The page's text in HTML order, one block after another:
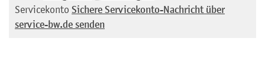
Servicekonto Sichere Servicekonto-Nachricht über
service-bw.de senden